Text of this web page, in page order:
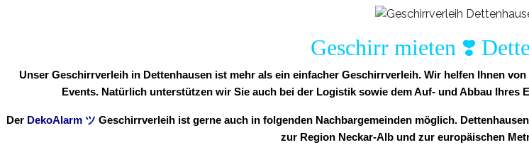
Geschirr mieten ❣️
Unser Geschirrverleih in Dettenhausen ist mehr als ein einfacher Geschirrverleih. Wir helfen Ihnen
Events. Natürlich unterstützen wir Sie auch bei der Logistik sowie dem Auf- und Abbau
Der DekoAlarm ツ Geschirrverleih ist gerne auch in folgenden Nachbargemeinden möglich.
zur Region Neckar-Alb und zur europäischen